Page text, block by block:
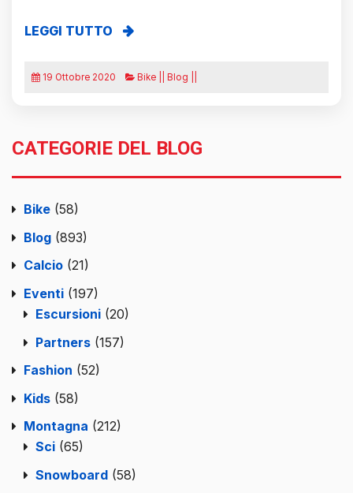
LEGGI TUTTO
19 Ottobre 2020 Bike || Blog ||
CATEGORIE DEL BLOG
Bike (58)
Blog (893)
Calcio (21)
Eventi (197)
Escursioni (20)
Partners (157)
Fashion (52)
Kids (58)
Montagna (212)
Sci (65)
Snowboard (58)